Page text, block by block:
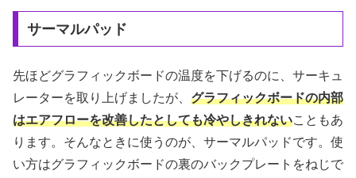
サーマルパッド
先ほどグラフィックボードの温度を下げるのに、サーキュ
レーターを取り上げましたが、 グラフィックボードの内部
はエアフローを改善したとしても冷やしきれないこともあ
ります。そんなときに使うのが、サーマルパッドです。使
い方はグラフィックボードの裏のバックプレートをねじで